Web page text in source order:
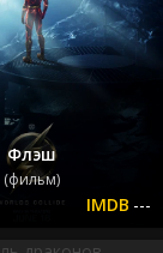
Флэш
(фильм)
---